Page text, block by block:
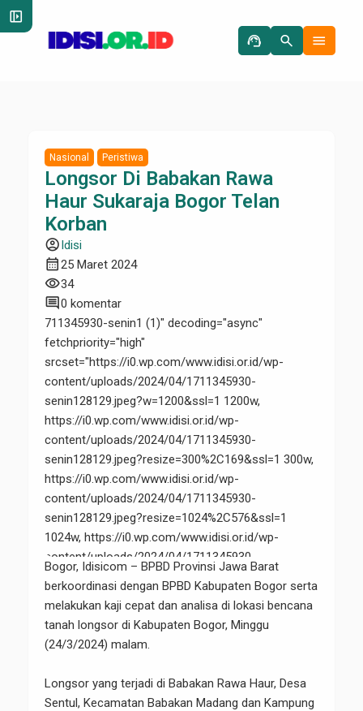
support_agent search menu
Nasional Peristiwa
Longsor Di Babakan Rawa
Haur Sukaraja Bogor Telan
Korban
account_circleIdisi
calendar_month25 Maret 2024
visibility34
comment0 komentar
711345930-senin1 (1)" decoding="async"
fetchpriority="high"
srcset="https://i0.wp.com/www.idisi.or.id/wp-
content/uploads/2024/04/1711345930-
senin128129.jpeg?w=1200&ssl=1 1200w,
https://i0.wp.com/www.idisi.or.id/wp-
content/uploads/2024/04/1711345930-
senin128129.jpeg?resize=300%2C169&ssl=1 300w,
https://i0.wp.com/www.idisi.or.id/wp-
content/uploads/2024/04/1711345930-
senin128129.jpeg?resize=1024%2C576&ssl=1
1024w, https://i0.wp.com/www.idisi.or.id/wp-
content/uploads/2024/04/1711345930-
senin128129.jpeg?resize=768%2C432&ssl=1 768w"
sizes="(max-width: 1200px) 100vw, 1200px" data-
hero-candidate="" />
Bogor, Idisicom – BPBD Provinsi Jawa Barat
berkoordinasi dengan BPBD Kabupaten Bogor serta
melakukan kaji cepat dan analisa di lokasi bencana
tanah longsor di Kabupaten Bogor, Minggu
(24/3/2024) malam.
Longsor yang terjadi di Babakan Rawa Haur, Desa
Sentul, Kecamatan Babakan Madang dan Kampung
left_panel_open